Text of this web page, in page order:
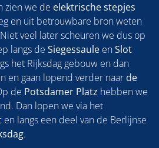
zien we de elektrische stepjes
en uit betrouwbare bron weten
veel later scheuren we dus op
langs de Siegessaule enSlot
het Rijksdag gebouw en dan
en gaan lopend verder naar de
de Potsdamer Platz hebben we
Dan lopen we via het
en langs een deel van de Berlijnse
.